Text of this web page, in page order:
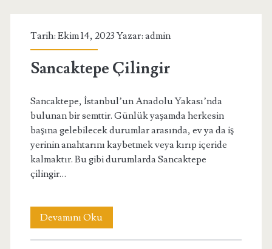
Tarih: Ekim 14, 2023 Yazar: admin
Sancaktepe Çilingir
Sancaktepe, İstanbul’un Anadolu Yakası’nda
bulunan bir semttir. Günlük yaşamda herkesin
başına gelebilecek durumlar arasında, ev ya da iş
yerinin anahtarını kaybetmek veya kırıp içeride
kalmaktır. Bu gibi durumlarda Sancaktepe
çilingir…
Devamını OkuSancaktepe
Çilingir